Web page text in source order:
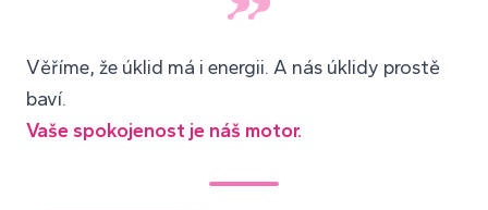
Věříme, že úklid má i energii. A nás úklidy prostě
baví.
Vaše spokojenost je náš motor.